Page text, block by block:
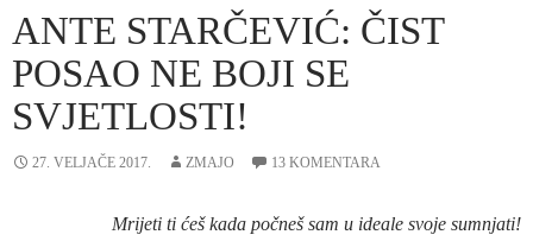
ANTE STARČEVIĆ: ČIST
POSAO NE BOJI SE
SVJETLOSTI!
27. VELJAČE 2017. ZMAJO 13 KOMENTARA
Mrijeti ti ćeš kada počneš sam u ideale svoje sumnjati!